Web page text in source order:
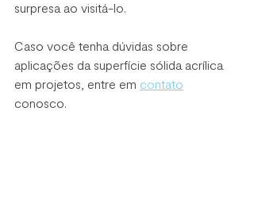
surpresa ao visitá-lo.
Caso você tenha dúvidas sobre
aplicações da superfície sólida acrílica
em projetos, entre em contato
conosco.